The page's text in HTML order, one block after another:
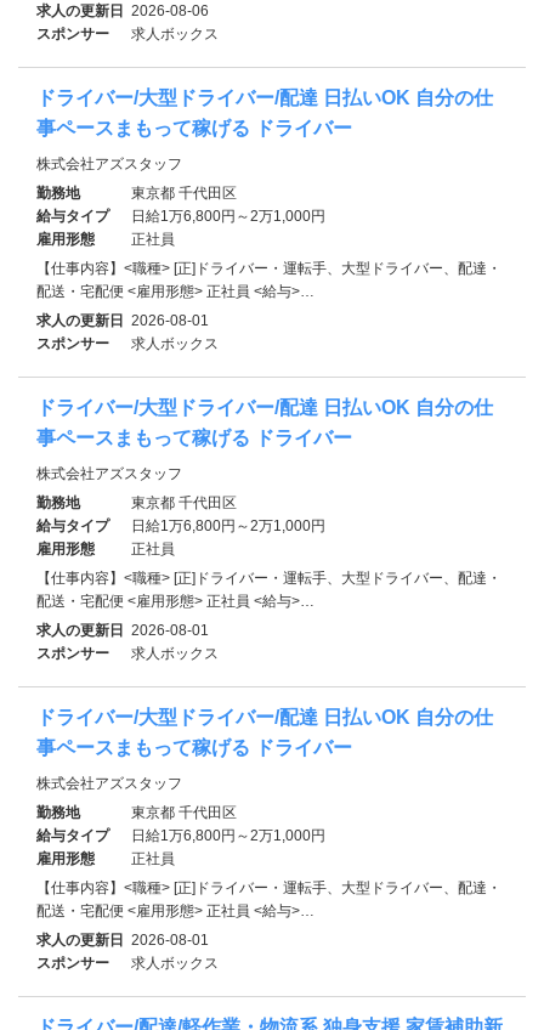
求人の更新日 2026-08-06
スポンサー
求人ボックス
ドライバー/大型ドライバー/配達 日払いOK 自分の仕
事ペースまもって稼げる ドライバー
株式会社アズスタッフ
勤務地
東京都 千代田区
給与タイプ
日給1万6,800円～2万1,000円
雇用形態
正社員
【仕事内容】<職種> [正]ドライバー・運転手、大型ドライバー、配達・
配送・宅配便 <雇用形態> 正社員 <給与>…
求人の更新日 2026-08-01
スポンサー
求人ボックス
ドライバー/大型ドライバー/配達 日払いOK 自分の仕
事ペースまもって稼げる ドライバー
株式会社アズスタッフ
勤務地
東京都 千代田区
給与タイプ
日給1万6,800円～2万1,000円
雇用形態
正社員
【仕事内容】<職種> [正]ドライバー・運転手、大型ドライバー、配達・
配送・宅配便 <雇用形態> 正社員 <給与>…
求人の更新日 2026-08-01
スポンサー
求人ボックス
ドライバー/大型ドライバー/配達 日払いOK 自分の仕
事ペースまもって稼げる ドライバー
株式会社アズスタッフ
勤務地
東京都 千代田区
給与タイプ
日給1万6,800円～2万1,000円
雇用形態
正社員
【仕事内容】<職種> [正]ドライバー・運転手、大型ドライバー、配達・
配送・宅配便 <雇用形態> 正社員 <給与>…
求人の更新日 2026-08-01
スポンサー
求人ボックス